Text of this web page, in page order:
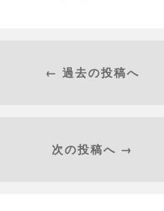
← 過去の投稿へ
次の投稿へ →